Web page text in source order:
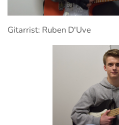
Gitarrist: Ruben D'Uve